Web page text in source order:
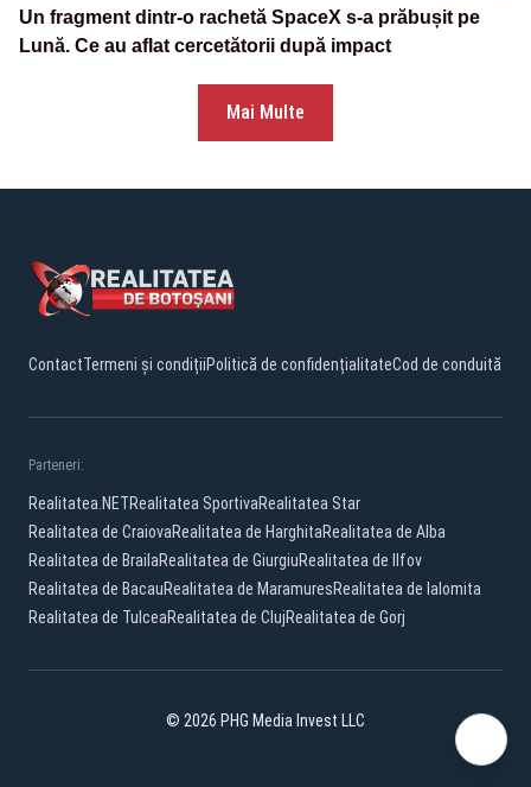
Un fragment dintr-o rachetă SpaceX s-a prăbușit pe
Lună. Ce au aflat cercetătorii după impact
Mai Multe
ContactTermeni și condițiiPolitică de confidențialitateCod de conduită
Parteneri:
Realitatea.NETRealitatea SportivaRealitatea Star
Realitatea de CraiovaRealitatea de HarghitaRealitatea de Alba
Realitatea de BrailaRealitatea de GiurgiuRealitatea de Ilfov
Realitatea de BacauRealitatea de MaramuresRealitatea de Ialomita
Realitatea de TulceaRealitatea de ClujRealitatea de Gorj
© 2026 PHG Media Invest LLC